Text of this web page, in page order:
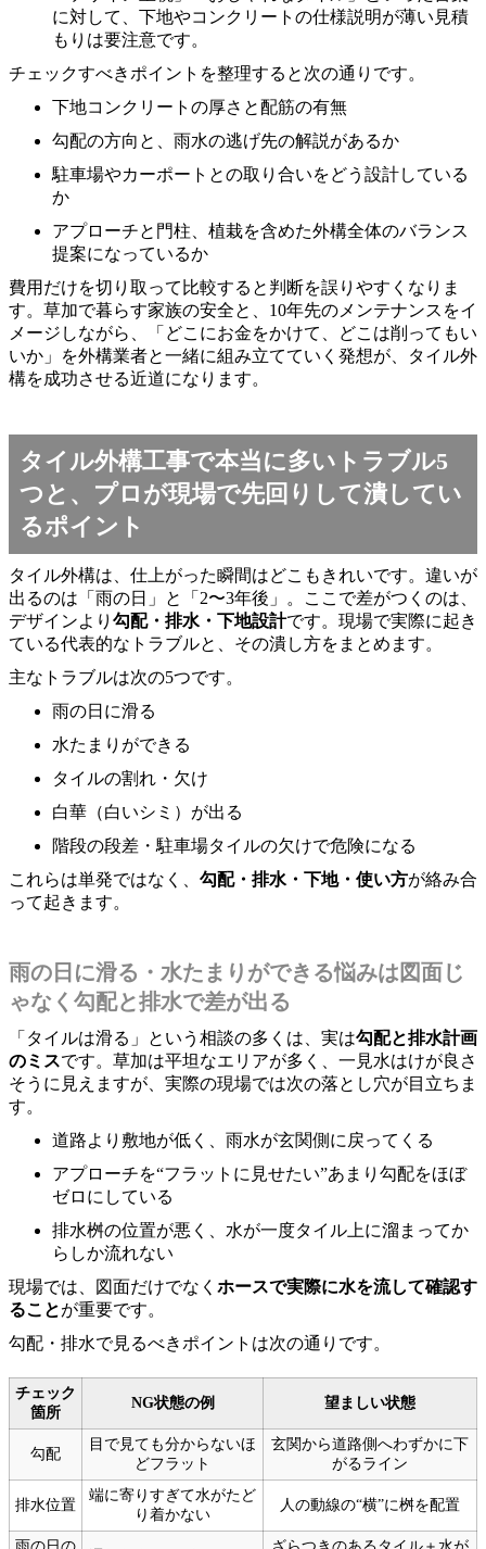
に対して、下地やコンクリートの仕様説明が薄い見積
もりは要注意です。
チェックすべきポイントを整理すると次の通りです。
下地コンクリートの厚さと配筋の有無
勾配の方向と、雨水の逃げ先の解説があるか
駐車場やカーポートとの取り合いをどう設計している
か
アプローチと門柱、植栽を含めた外構全体のバランス
提案になっているか
費用だけを切り取って比較すると判断を誤りやすくなりま
す。草加で暮らす家族の安全と、10年先のメンテナンスをイ
メージしながら、「どこにお金をかけて、どこは削ってもい
いか」を外構業者と一緒に組み立てていく発想が、タイル外
構を成功させる近道になります。
タイル外構工事で本当に多いトラブル5
つと、プロが現場で先回りして潰してい
るポイント
タイル外構は、仕上がった瞬間はどこもきれいです。違いが
出るのは「雨の日」と「2〜3年後」。ここで差がつくのは、
デザインより 勾配・排水・下地設計です。現場で実際に起き
ている代表的なトラブルと、その潰し方をまとめます。
主なトラブルは次の5つです。
雨の日に滑る
水たまりができる
タイルの割れ・欠け
白華（白いシミ）が出る
階段の段差・駐車場タイルの欠けで危険になる
これらは単発ではなく、 勾配・排水・下地・使い方が絡み合
って起きます。
雨の日に滑る・水たまりができる悩みは図面じ
ゃなく勾配と排水で差が出る
「タイルは滑る」という相談の多くは、実は勾配と排水計画
のミスです。草加は平坦なエリアが多く、一見水はけが良さ
そうに見えますが、実際の現場では次の落とし穴が目立ちま
す。
道路より敷地が低く、雨水が玄関側に戻ってくる
アプローチを“フラットに見せたい”あまり勾配をほぼ
ゼロにしている
排水桝の位置が悪く、水が一度タイル上に溜まってか
らしか流れない
現場では、図面だけでなく ホースで実際に水を流して確認す
ることが重要です。
勾配・排水で見るべきポイントは次の通りです。
チェック
箇所
NG状態の例 望ましい状態
勾配
目で見ても分からないほ
どフラット
玄関から道路側へわずかに下
がるライン
排水位置
端に寄りすぎて水がたど
り着かない
人の動線の“横”に桝を配置